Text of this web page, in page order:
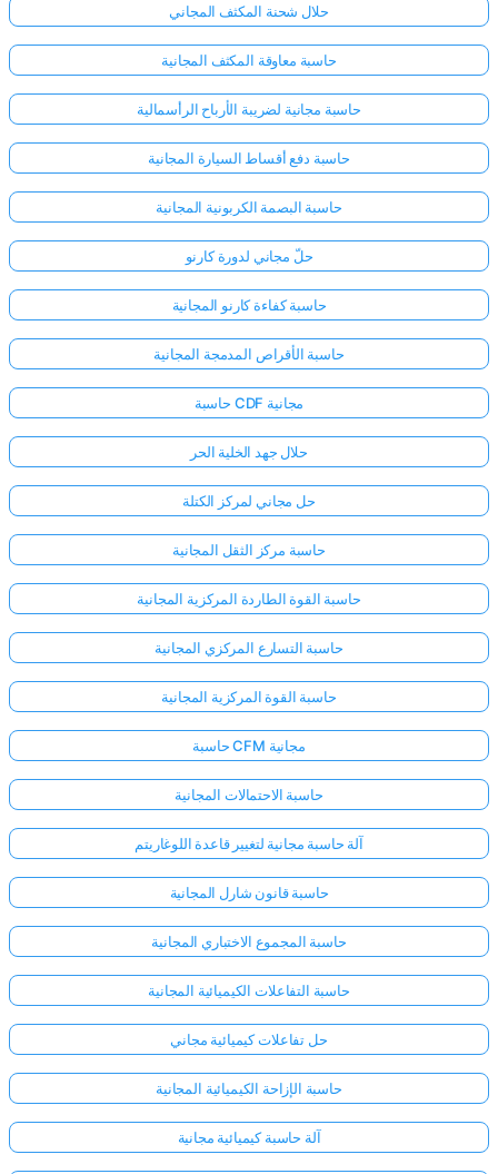
حلال شحنة المكثف المجاني
حاسبة معاوقة المكثف المجانية
حاسبة مجانية لضريبة الأرباح الرأسمالية
حاسبة دفع أقساط السيارة المجانية
حاسبة البصمة الكربونية المجانية
حلّ مجاني لدورة كارنو
حاسبة كفاءة كارنو المجانية
حاسبة الأقراص المدمجة المجانية
حاسبة CDF مجانية
حلال جهد الخلية الحر
حل مجاني لمركز الكتلة
حاسبة مركز الثقل المجانية
حاسبة القوة الطاردة المركزية المجانية
حاسبة التسارع المركزي المجانية
حاسبة القوة المركزية المجانية
حاسبة CFM مجانية
حاسبة الاحتمالات المجانية
آلة حاسبة مجانية لتغيير قاعدة اللوغاريتم
حاسبة قانون شارل المجانية
حاسبة المجموع الاختباري المجانية
حاسبة التفاعلات الكيميائية المجانية
حل تفاعلات كيميائية مجاني
حاسبة الإزاحة الكيميائية المجانية
آلة حاسبة كيميائية مجانية